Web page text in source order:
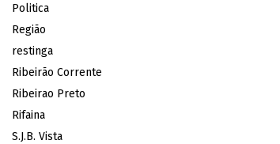
Politica
Região
restinga
Ribeirão Corrente
Ribeirao Preto
Rifaina
S.J.B. Vista